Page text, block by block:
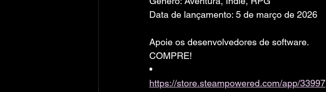
Data de lançamento: 5 de março de 2026
Apoie os desenvolvedores de software.
COMPRE!
•
https://store.steampowered.com/app/33997